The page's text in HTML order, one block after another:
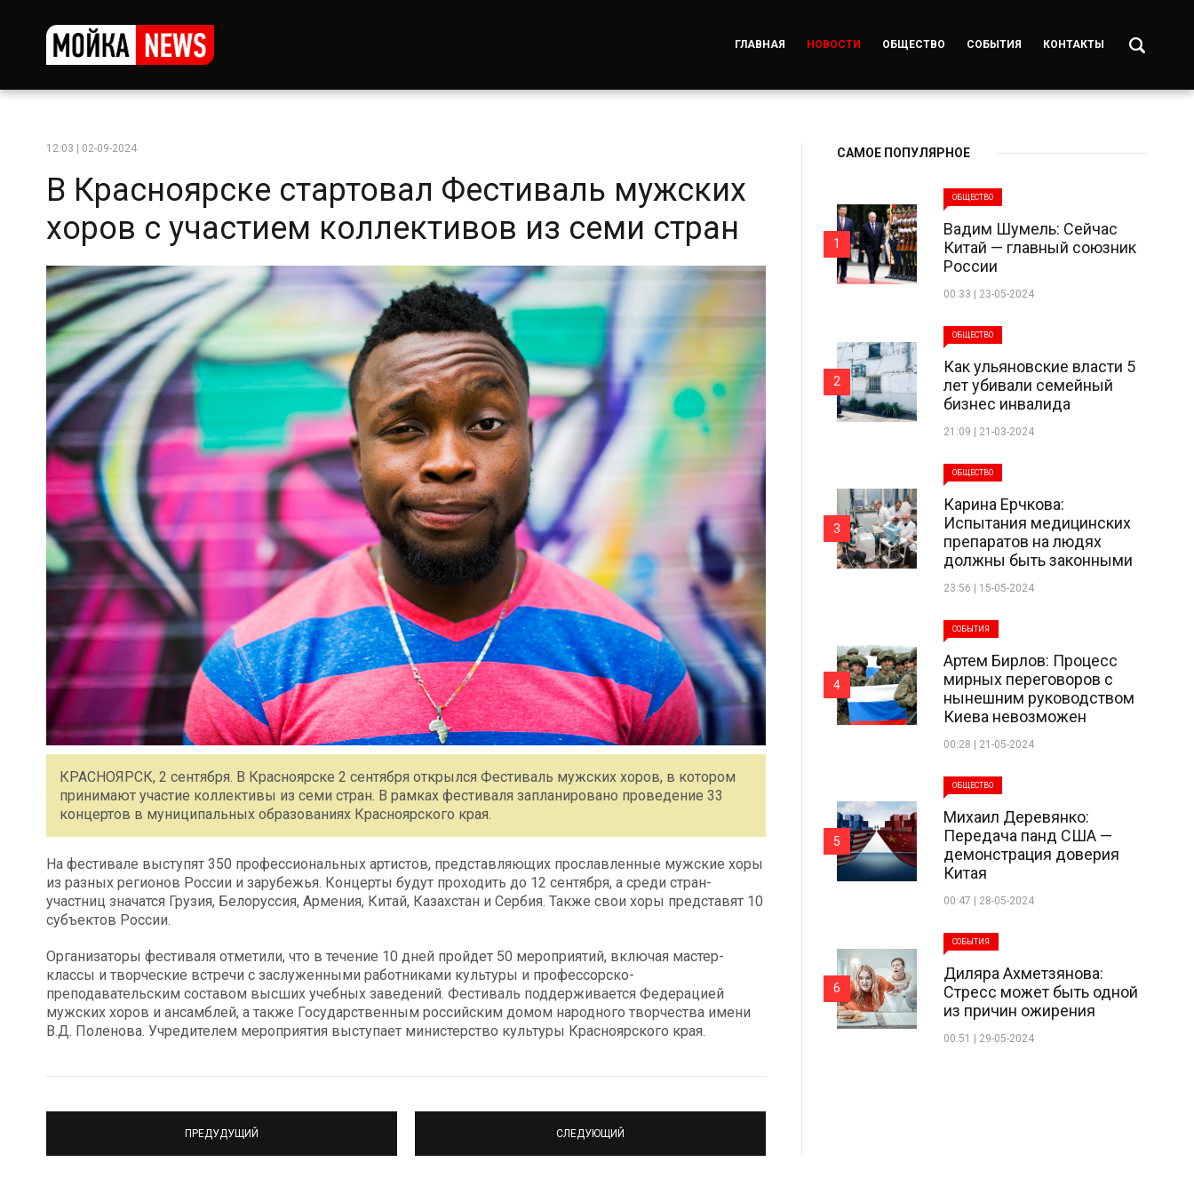
ГЛАВНАЯ НОВОСТИ ОБЩЕСТВО СОБЫТИЯ КОНТАКТЫ
12:03 | 02-09-2024
В Красноярске стартовал Фестиваль мужских
хоров с участием коллективов из семи стран
КРАСНОЯРСК, 2 сентября. В Красноярске 2 сентября открылся Фестиваль мужских хоров, в котором
принимают участие коллективы из семи стран. В рамках фестиваля запланировано проведение 33
концертов в муниципальных образованиях Красноярского края.
На фестивале выступят 350 профессиональных артистов, представляющих прославленные мужские хоры
из разных регионов России и зарубежья. Концерты будут проходить до 12 сентября, а среди стран-
участниц значатся Грузия, Белоруссия, Армения, Китай, Казахстан и Сербия. Также свои хоры представят 10
субъектов России.
Организаторы фестиваля отметили, что в течение 10 дней пройдет 50 мероприятий, включая мастер-
классы и творческие встречи с заслуженными работниками культуры и профессорско-
преподавательским составом высших учебных заведений. Фестиваль поддерживается Федерацией
мужских хоров и ансамблей, а также Государственным российским домом народного творчества имени
В.Д. Поленова. Учредителем мероприятия выступает министерство культуры Красноярского края.
ПРЕДУДУЩИЙ СЛЕДУЮЩИЙ
САМОЕ ПОПУЛЯРНОЕ
ОБЩЕСТВО
Вадим Шумель: Сейчас
Китай — главный союзник
России
00:33 | 23-05-2024
1
ОБЩЕСТВО
Как ульяновские власти 5
лет убивали семейный
бизнес инвалида
21:09 | 21-03-2024
2
ОБЩЕСТВО
Карина Ерчкова:
Испытания медицинских
препаратов на людях
должны быть законными
23:56 | 15-05-2024
3
СОБЫТИЯ
Артем Бирлов: Процесс
мирных переговоров с
нынешним руководством
Киева невозможен
00:28 | 21-05-2024
4
ОБЩЕСТВО
Михаил Деревянко:
Передача панд США —
демонстрация доверия
Китая
00:47 | 28-05-2024
5
СОБЫТИЯ
Диляра Ахметзянова:
Стресс может быть одной
из причин ожирения
00:51 | 29-05-2024
6